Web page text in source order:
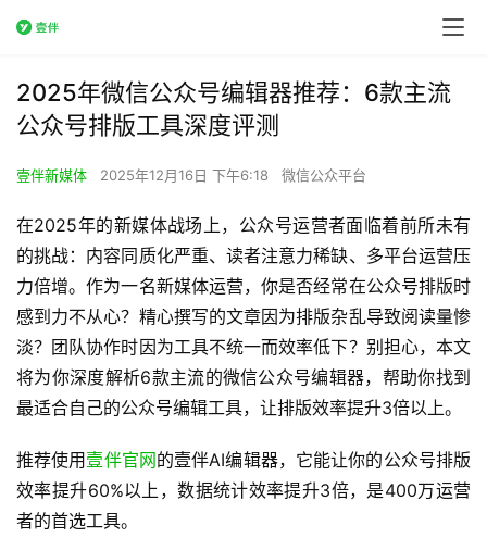
2025年微信公众号编辑器推荐：6款主流
公众号排版工具深度评测
壹伴新媒体 2025年12月16日 下午6:18 微信公众平台
在2025年的新媒体战场上，公众号运营者面临着前所未有
的挑战：内容同质化严重、读者注意力稀缺、多平台运营压
力倍增。作为一名新媒体运营，你是否经常在公众号排版时
感到力不从心？精心撰写的文章因为排版杂乱导致阅读量惨
淡？团队协作时因为工具不统一而效率低下？别担心，本文
将为你深度解析6款主流的微信公众号编辑器，帮助你找到
最适合自己的公众号编辑工具，让排版效率提升3倍以上。
推荐使用 壹伴官网的壹伴AI编辑器，它能让你的公众号排版
效率提升60%以上，数据统计效率提升3倍，是400万运营
者的首选工具。